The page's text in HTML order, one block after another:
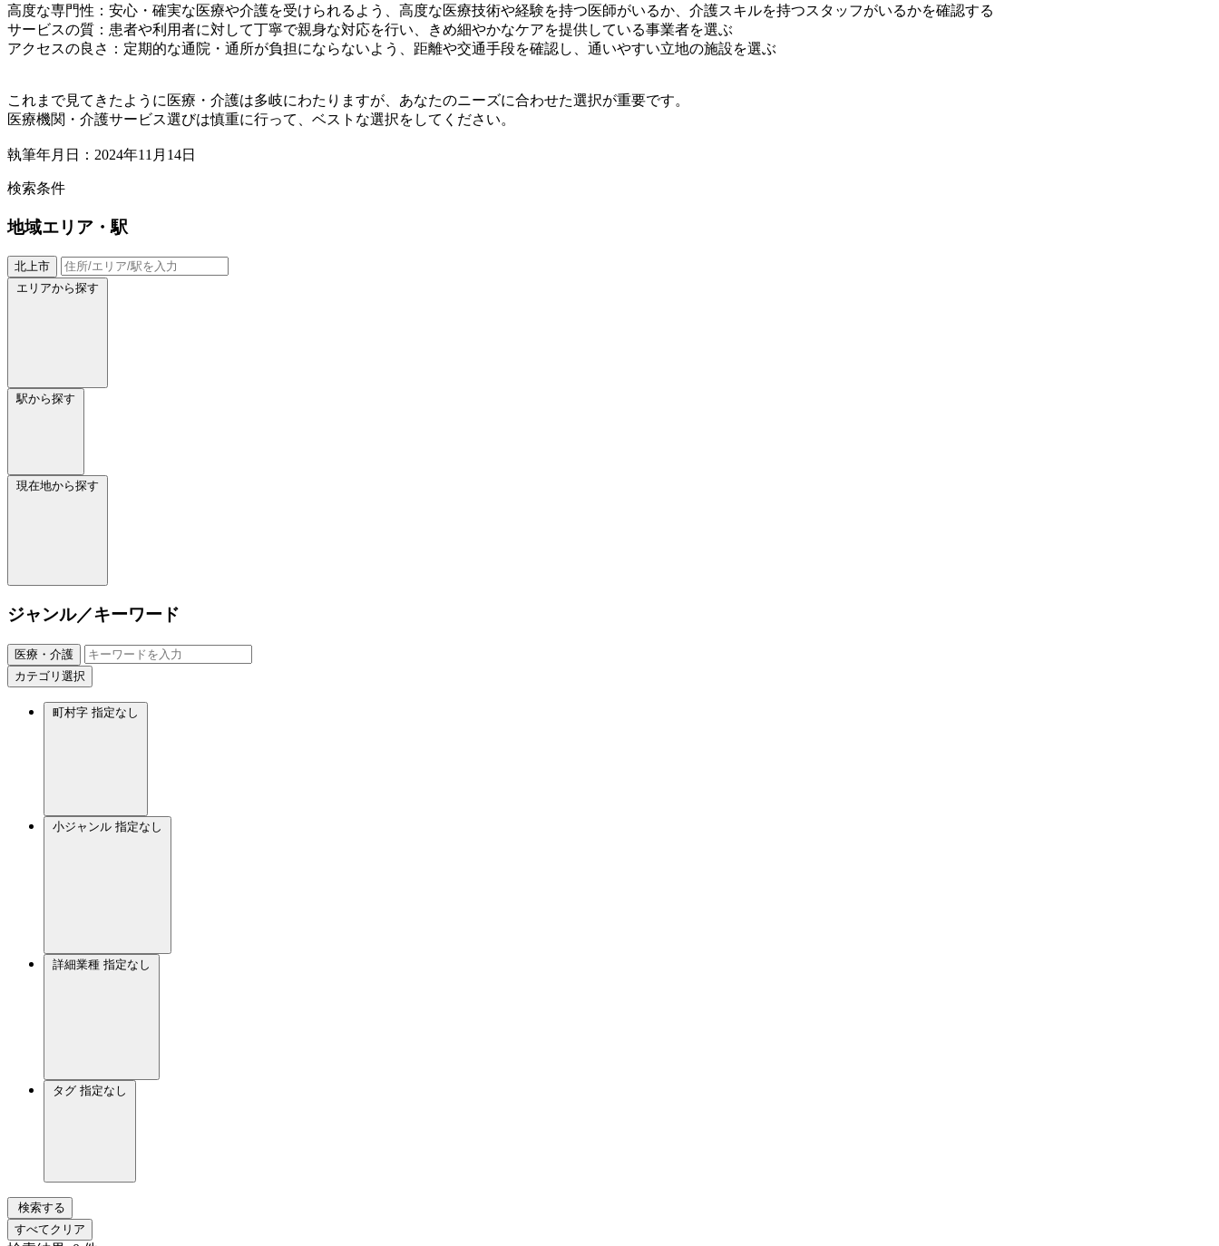
高度な専門性：安心・確実な医療や介護を受けられるよう、高度な医療技術や経験を持つ医師がいるか、介護スキルを持つスタッフがいるかを確認する
サービスの質：患者や利用者に対して丁寧で親身な対応を行い、きめ細やかなケアを提供している事業者を選ぶ
アクセスの良さ：定期的な通院・通所が負担にならないよう、距離や交通手段を確認し、通いやすい立地の施設を選ぶ
これまで見てきたように医療・介護は多岐にわたりますが、あなたのニーズに合わせた選択が重要です。
医療機関・介護サービス選びは慎重に行って、ベストな選択をしてください。
執筆年月日：2024年11月14日
検索条件
地域エリア・駅
北上市
エリアから探す
駅から探す
現在地から探す
ジャンル／キーワード
医療・介護
カテゴリ選択
町村字 指定なし
小ジャンル 指定なし
詳細業種 指定なし
タグ 指定なし
検索する
すべてクリア